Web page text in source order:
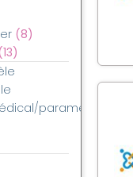
(8)
paramédical